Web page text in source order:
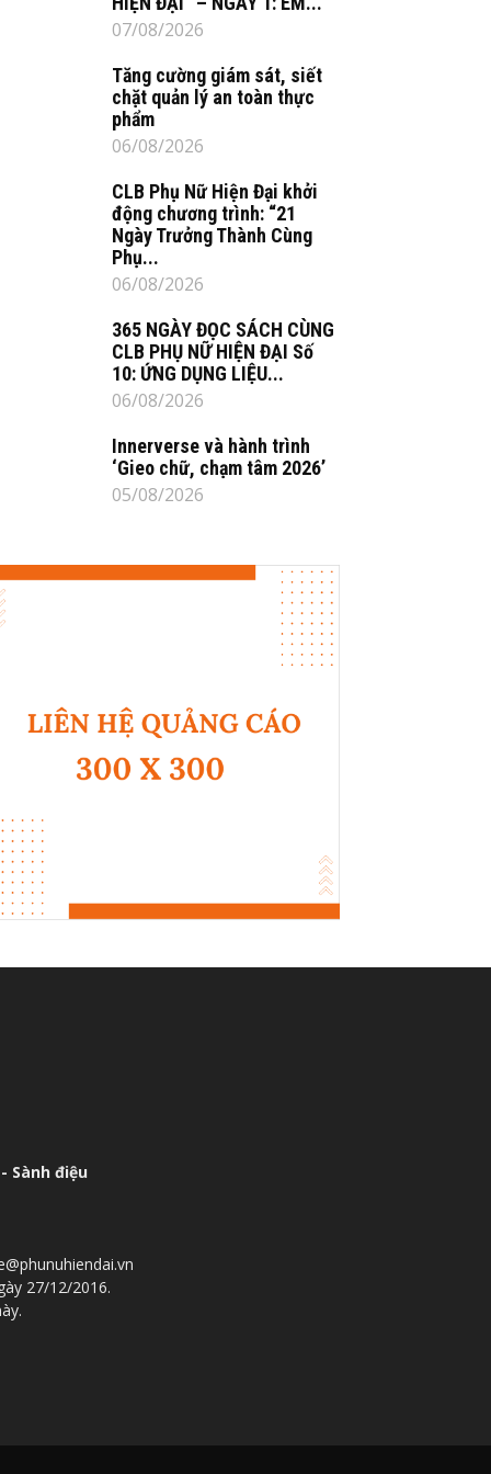
07/08/2026
Tăng cường giám sát, siết
chặt quản lý an toàn thực
phẩm
06/08/2026
CLB Phụ Nữ Hiện Đại khởi
động chương trình: “21
Ngày Trưởng Thành Cùng
Phụ...
06/08/2026
365 NGÀY ĐỌC SÁCH CÙNG
CLB PHỤ NỮ HIỆN ĐẠI Số
10: ỨNG DỤNG LIỆU...
06/08/2026
Innerverse và hành trình
‘Gieo chữ, chạm tâm 2026’
05/08/2026
Sành điệu
27/12/2016.